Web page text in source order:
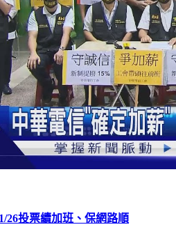
投票續加班、保網路順